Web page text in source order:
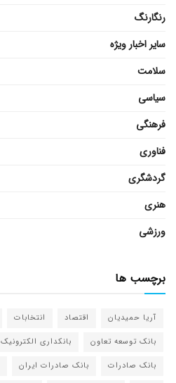
رنگارنگ
سایر اخبار ویژه
سلامت
سیاسی
فرهنگی
فناوری
گردشگری
هنری
ورزشی
برچسب ها
آریا حمیدیان اقتصاد انتخابات
بانک توسعه تعاون
بانکداری الکترونیک
بانک صادرات
بانک صادرات ایران